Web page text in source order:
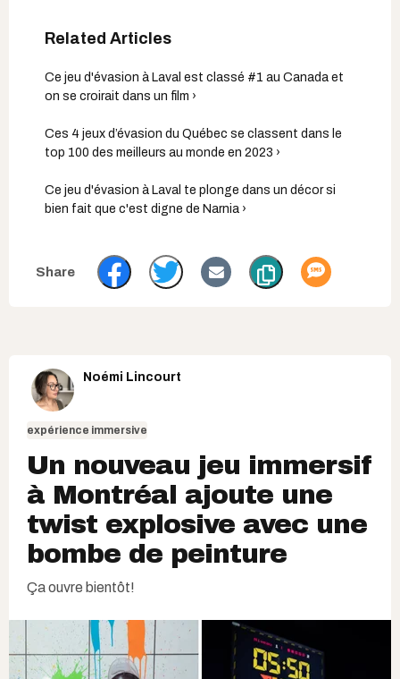
Ce jeu d'évasion à Laval est classé #1 au Canada et
on se croirait dans un film ›
Ces 4 jeux d’évasion du Québec se classent dans le
top 100 des meilleurs au monde en 2023 ›
Ce jeu d'évasion à Laval te plonge dans un décor si
bien fait que c'est digne de Narnia ›
Noémi Lincourt
expérience immersive
Un nouveau jeu immersif
à Montréal ajoute une
twist explosive avec une
bombe de peinture
Ça ouvre bientôt!